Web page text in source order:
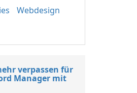
Webdesign
verpassen für
Manager mit